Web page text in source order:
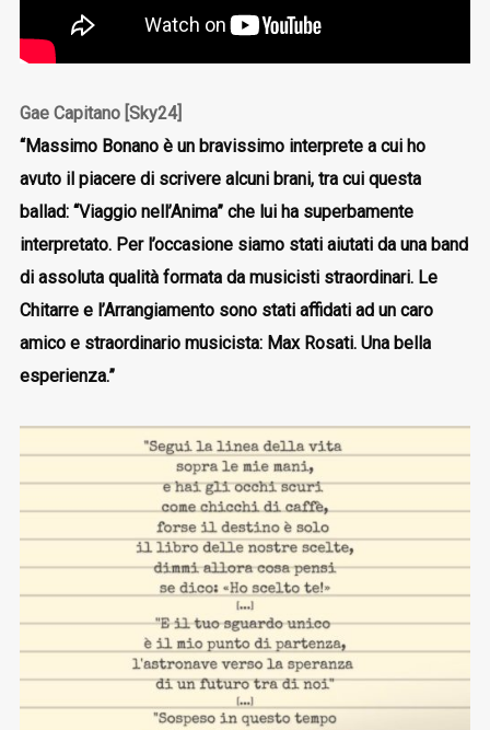
Gae Capitano [Sky24]
“Massimo Bonano è un bravissimo interprete a cui ho
avuto il piacere di scrivere alcuni brani, tra cui questa
ballad: “Viaggio nell’Anima” che lui ha superbamente
interpretato. Per l’occasione siamo stati aiutati da una band
di assoluta qualità formata da musicisti straordinari. Le
Chitarre e l’Arrangiamento sono stati affidati ad un caro
amico e straordinario musicista: Max Rosati. Una bella
esperienza.”